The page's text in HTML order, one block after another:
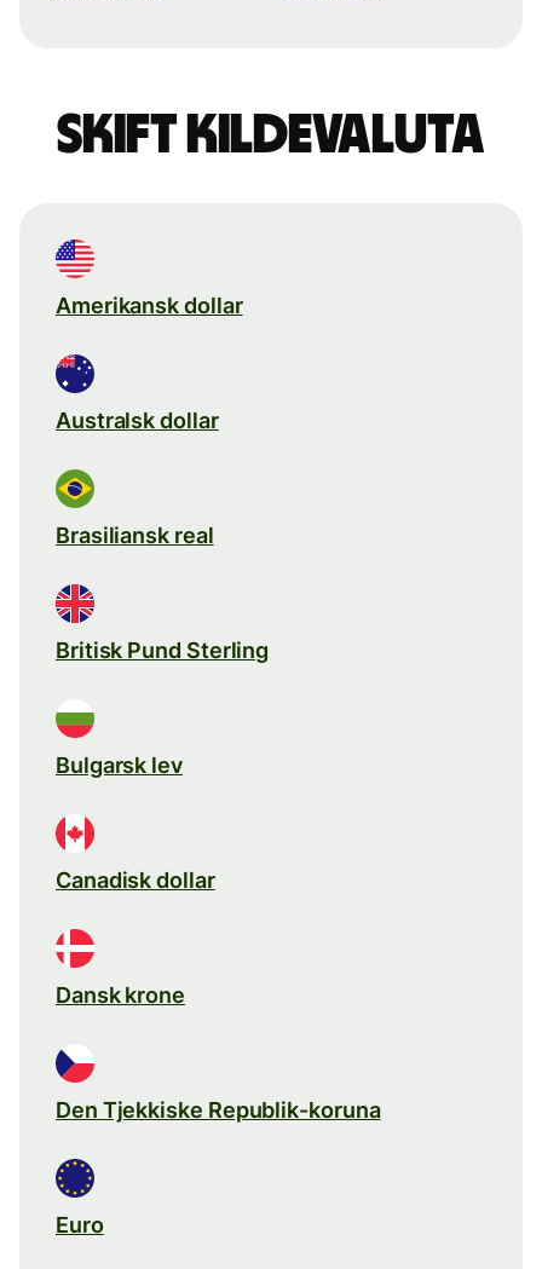
Skift kildevaluta
Amerikansk dollar
Australsk dollar
Brasiliansk real
Britisk Pund Sterling
Bulgarsk lev
Canadisk dollar
Dansk krone
Den Tjekkiske Republik-koruna
Euro